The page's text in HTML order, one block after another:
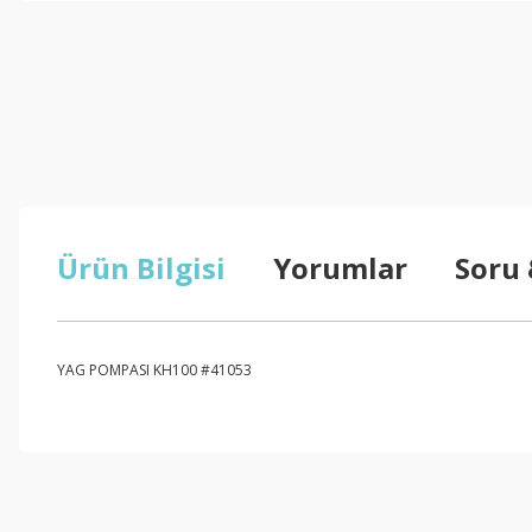
Ürün Bilgisi Yorumlar Soru
YAG POMPASI KH100 #41053